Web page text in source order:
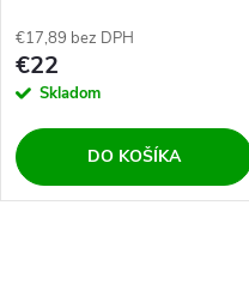
€17,89 bez DPH
€22
Skladom
DO KOŠÍKA